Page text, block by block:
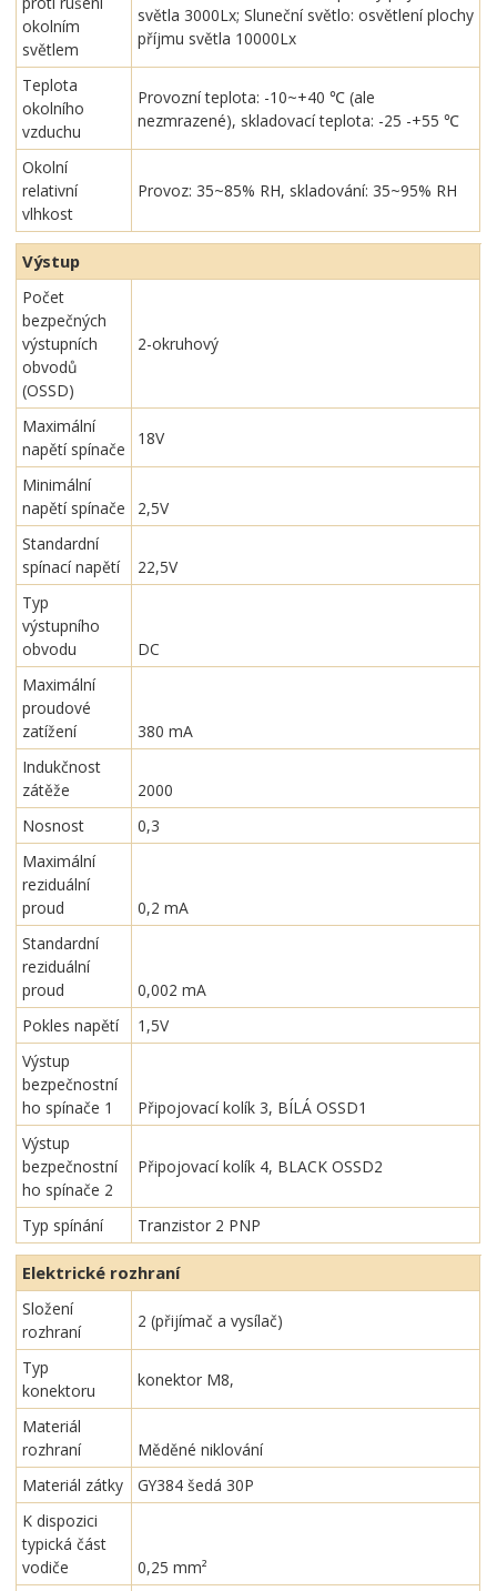
okolním
světlem
světla 3000Lx; Sluneční světlo: osvětlení plochy
příjmu světla 10000Lx
Teplota
okolního
vzduchu
Provozní teplota: -10~+40 ℃ (ale
nezmrazené), skladovací teplota: -25 -+55 ℃
Okolní
relativní
vlhkost
Provoz: 35~85% RH, skladování: 35~95% RH
Výstup
Počet
bezpečných
výstupních
obvodů
(OSSD)
2-okruhový
Maximální
napětí spínače
18V
Minimální
napětí spínače
2,5V
Standardní
spínací napětí
22,5V
Typ
výstupního
obvodu
DC
Maximální
proudové
zatížení
380 mA
Indukčnost
zátěže
2000
Nosnost
0,3
Maximální
reziduální
proud
0,2 mA
Standardní
reziduální
proud
0,002 mA
Pokles napětí
1,5V
Výstup
bezpečnostní
ho spínače 1
Připojovací kolík 3, BÍLÁ OSSD1
Výstup
bezpečnostní
ho spínače 2
Připojovací kolík 4, BLACK OSSD2
Typ spínání Tranzistor 2 PNP
Elektrické rozhraní
Složení
rozhraní
2 (přijímač a vysílač)
Typ
konektoru
konektor M8,
Materiál
rozhraní
Měděné niklování
Materiál zátky
GY384 šedá 30P
K dispozici
typická část
vodiče
0,25 mm²